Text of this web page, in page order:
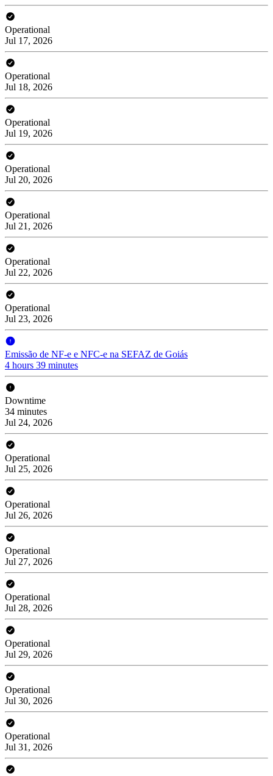
Operational
Jul 17, 2026
Operational
Jul 18, 2026
Operational
Jul 19, 2026
Operational
Jul 20, 2026
Operational
Jul 21, 2026
Operational
Jul 22, 2026
Operational
Jul 23, 2026
Emissão de NF-e e NFC-e na SEFAZ de Goiás
4 hours 39 minutes
Downtime
34 minutes
Jul 24, 2026
Operational
Jul 25, 2026
Operational
Jul 26, 2026
Operational
Jul 27, 2026
Operational
Jul 28, 2026
Operational
Jul 29, 2026
Operational
Jul 30, 2026
Operational
Jul 31, 2026